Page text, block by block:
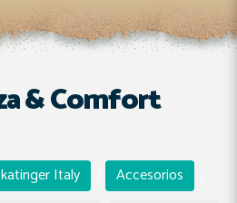
& Comfort
Italy Accesorios